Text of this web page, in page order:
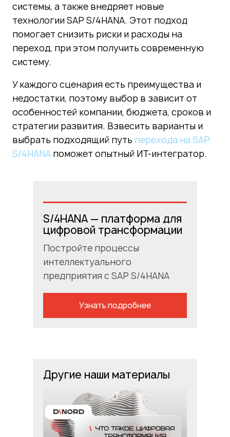
Другие наши материалы
системы, а также внедряет новые
технологии SAP S/4HANA. Этот подход
помогает снизить риски и расходы на
переход, при этом получить современную
систему.
У каждого сценария есть преимущества и
недостатки, поэтому выбор в зависит от
особенностей компании, бюджета, сроков и
стратегии развития. Взвесить варианты и
выбрать подходящий путь перехода на SAP
S/4HANA поможет опытный ИТ-интегратор.
S/4HANA — платформа для
цифровой трансформации
Постройте процессы
интеллектуального
предприятия с SAP S/4HANA
Узнать подробнее